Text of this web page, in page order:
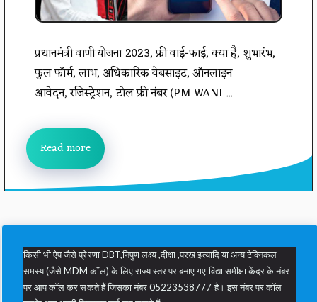
प्रधानमंत्री वाणी योजना 2023, फ्री वाई-फाई, क्या है, शुभारंभ,
फुल फॉर्म, लाभ, अधिकारिक वेबसाइट, ऑनलाइन
आवेदन, रजिस्ट्रेशन, टोल फ्री नंबर (PM WANI ...
Read more
किसी भी ऐप जैसे प्रेरणा DBT,निपुण लक्ष्य ,दीक्षा ,परख इत्यादि या अन्य टेक्निकल
समस्या(जैसे MDM कॉल) के लिए राज्य स्तर पर बनाए गए विद्या समीक्षा केंद्र के नंबर
पर आप कॉल कर सकते हैं जिसका नंबर 05223538777 है। इस नंबर पर कॉल